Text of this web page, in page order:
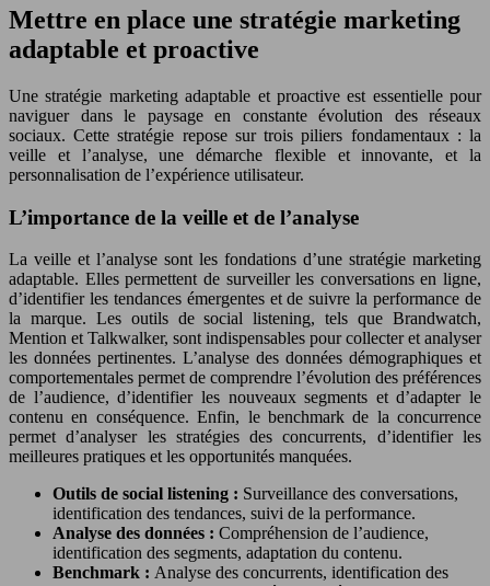
Mettre en place une stratégie marketing
adaptable et proactive
Une stratégie marketing adaptable et proactive est essentielle pour
naviguer dans le paysage en constante évolution des réseaux
sociaux. Cette stratégie repose sur trois piliers fondamentaux : la
veille et l’analyse, une démarche flexible et innovante, et la
personnalisation de l’expérience utilisateur.
L’importance de la veille et de l’analyse
La veille et l’analyse sont les fondations d’une stratégie marketing
adaptable. Elles permettent de surveiller les conversations en ligne,
d’identifier les tendances émergentes et de suivre la performance de
la marque. Les outils de social listening, tels que Brandwatch,
Mention et Talkwalker, sont indispensables pour collecter et analyser
les données pertinentes. L’analyse des données démographiques et
comportementales permet de comprendre l’évolution des préférences
de l’audience, d’identifier les nouveaux segments et d’adapter le
contenu en conséquence. Enfin, le benchmark de la concurrence
permet d’analyser les stratégies des concurrents, d’identifier les
meilleures pratiques et les opportunités manquées.
Outils de social listening : Surveillance des conversations,
identification des tendances, suivi de la performance.
Analyse des données : Compréhension de l’audience,
identification des segments, adaptation du contenu.
Benchmark : Analyse des concurrents, identification des